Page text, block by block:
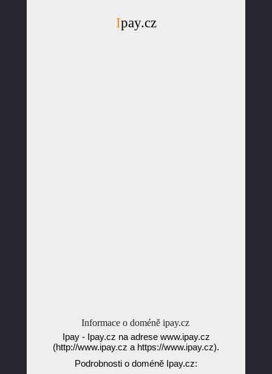
Ipay.cz
Informace o doméně ipay.cz
Ipay - Ipay.cz na adrese www.ipay.cz
(http://www.ipay.cz a https://www.ipay.cz).
Podrobnosti o doméně Ipay.cz: